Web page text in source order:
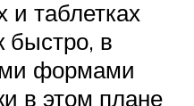
и таблетках
быстро, в
формами
в этом плане